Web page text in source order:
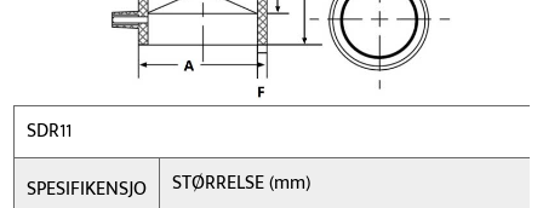
SDR11
SPESIFIKENSJO
STØRRELSE (mm)